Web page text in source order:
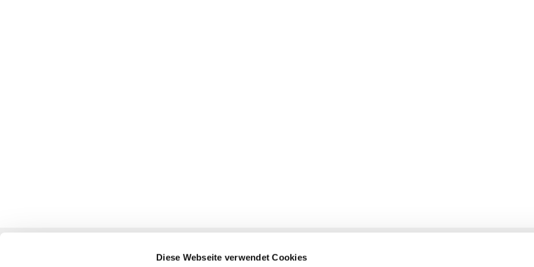
Diese Webseite verwendet Cookies
Oberbarnim-Nikolai / Wriezen-Oderland / Altglietzen-Oderberg